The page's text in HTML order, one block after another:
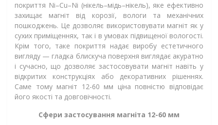
покриття Ni–Cu–Ni (нікель–мідь–нікель), яке ефективно
захищає магніт від корозії, вологи та механічних
пошкоджень. Це дозволяє використовувати магніт як у
сухих приміщеннях, так і в умовах підвищеної вологості.
Крім того, таке покриття надає виробу естетичного
вигляду — гладка блискуча поверхня виглядає акуратно
і сучасно, що дозволяє застосовувати магніт навіть у
відкритих конструкціях або декоративних рішеннях.
Саме тому магніт 12-60 мм ціна повністю відповідає
його якості та довговічності.
Сфери застосування магніта 12-60 мм